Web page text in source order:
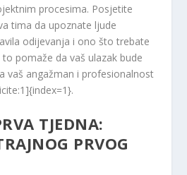
procesima. Posjetite
tima da upoznate ljude
odijevanja i ono što trebate
pomaže da vaš ulazak bude
vaš angažman i profesionalnost
TJEDNA:
PRVOG